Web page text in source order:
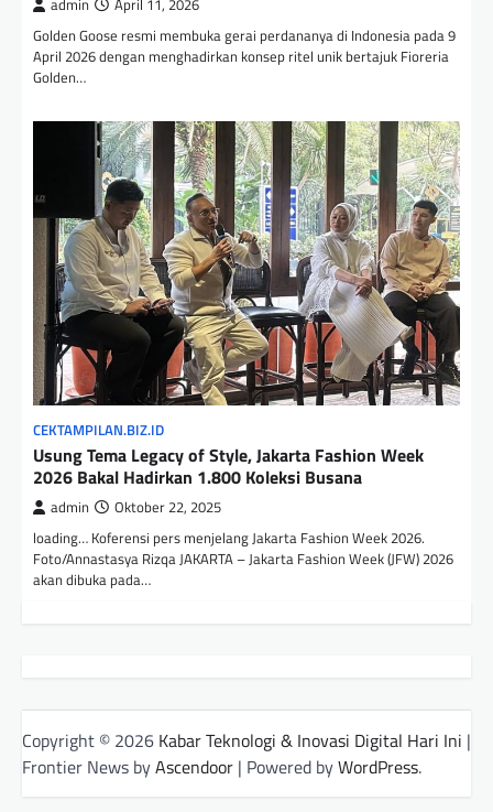
admin April 11, 2026
Golden Goose resmi membuka gerai perdananya di Indonesia pada 9
April 2026 dengan menghadirkan konsep ritel unik bertajuk Fioreria
Golden…
CEKTAMPILAN.BIZ.ID
Usung Tema Legacy of Style, Jakarta Fashion Week
2026 Bakal Hadirkan 1.800 Koleksi Busana
admin Oktober 22, 2025
loading… Koferensi pers menjelang Jakarta Fashion Week 2026.
Foto/Annastasya Rizqa JAKARTA – Jakarta Fashion Week (JFW) 2026
akan dibuka pada…
Copyright © 2026 Kabar Teknologi & Inovasi Digital Hari Ini |
Frontier News byAscendoor | Powered byWordPress.